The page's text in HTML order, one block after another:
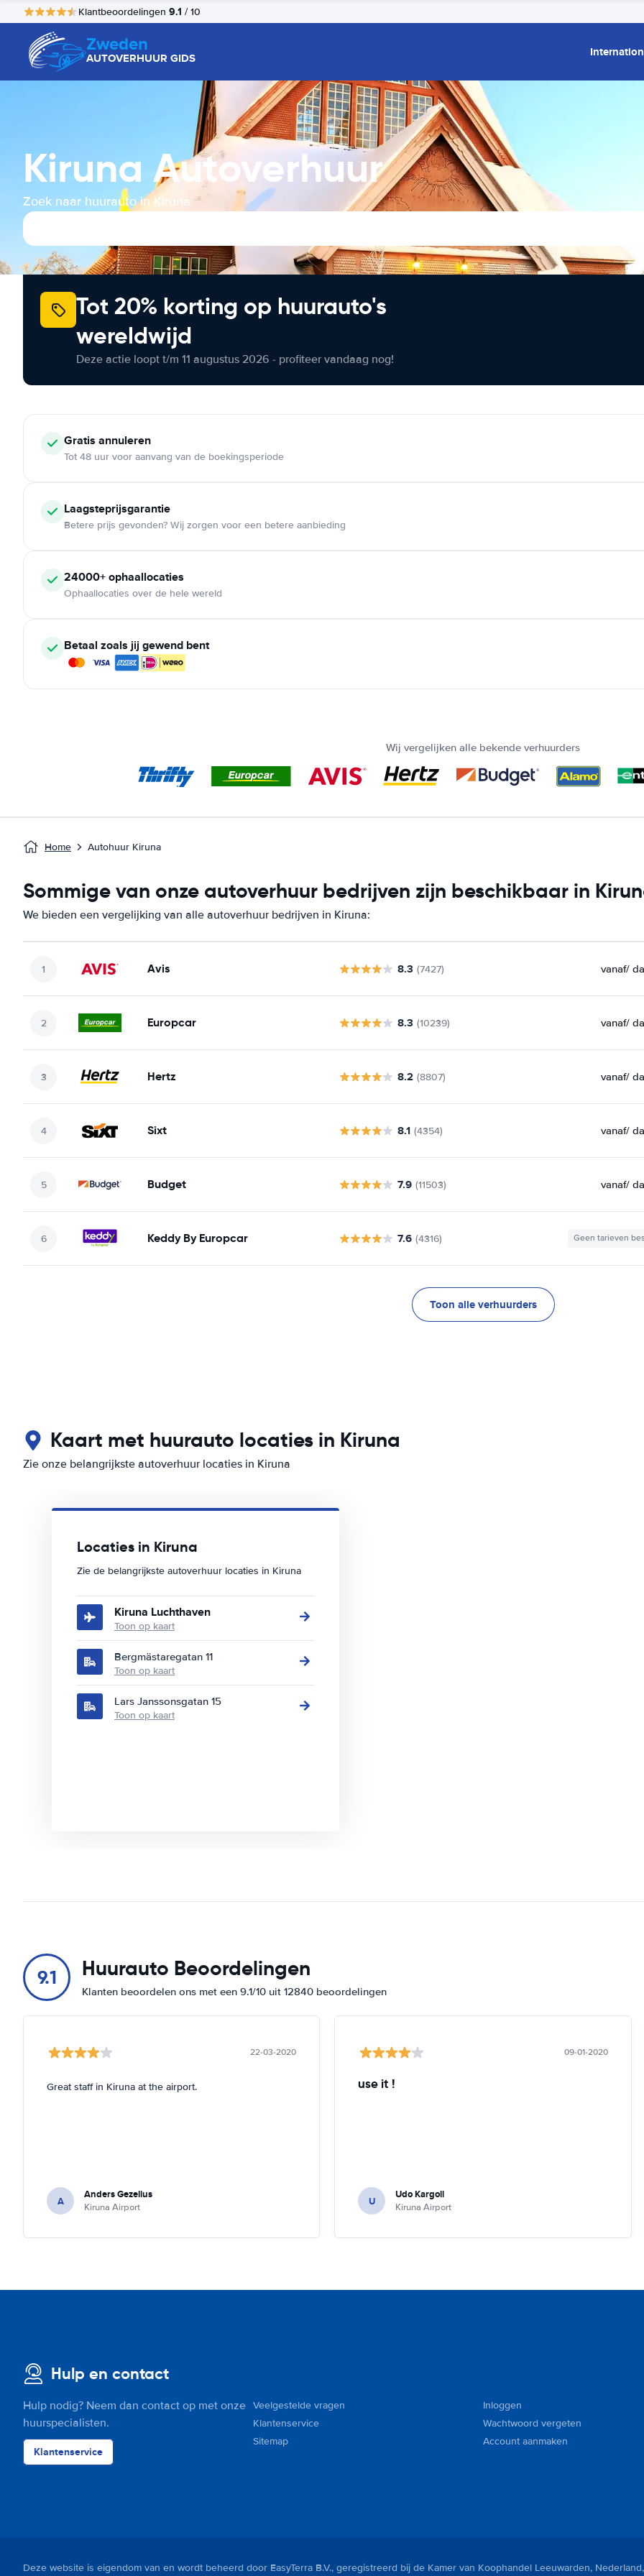
Klantbeoordelingen 9.1 / 10
Zweden
AUTOVERHUUR GIDS
Kiruna Autoverhuur
Zoek naar huurauto in Kiruna
Tot 20% korting op huurauto's
wereldwijd
Deze actie loopt t/m 11 augustus 2026 - profiteer vandaag nog!
Gratis annuleren
Tot 48 uur voor aanvang van de boekingsperiode
Laagsteprijsgarantie
Betere prijs gevonden? Wij zorgen voor een betere aanbieding
24000+ ophaallocaties
Ophaallocaties over de hele wereld
Betaal zoals jij gewend bent
Wij vergelijken alle bekende verhuurders
Home Autohuur Kiruna
Sommige van onze autoverhuur bedrijven zijn beschikbaar in
We bieden een vergelijking van alle autoverhuur bedrijven in Kiruna:
Avis 8.3 (7427) vanaf/
Europcar 8.3 (10239) vanaf/
Hertz 8.2 (8807) vanaf/
Sixt 8.1 (4354) vanaf/
Budget 7.9 (11503) vanaf/
Keddy By Europcar 7.6 (4316) Geen tarieven
Toon alle verhuurders
Kaart met huurauto locaties in Kiruna
Zie onze belangrijkste autoverhuur locaties in Kiruna
Locaties in Kiruna
Zie de belangrijkste autoverhuur locaties in Kiruna
Kiruna Luchthaven
Toon op kaart
Bergmästaregatan 11
Toon op kaart
Lars Janssonsgatan 15
Toon op kaart
9.1 Huurauto Beoordelingen
Klanten beoordelen ons met een 9.1/10 uit 12840 beoordelingen
22-03-2020
Great staff in Kiruna at the airport.
A Anders Gezelius
Kiruna Airport
09-01-2020
use it !
U Udo Kargoll
Kiruna Airport
Hulp en contact
Hulp nodig? Neem dan contact op met onze
huurspecialisten.
Klantenservice
Veelgestelde vragen
Klantenservice
Sitemap
Inloggen
Wachtwoord vergeten
Account aanmaken
Deze website is eigendom van en wordt beheerd door EasyTerra B.V., geregistreerd bij de Kamer van Koophandel Leeuwarden, Nederland,